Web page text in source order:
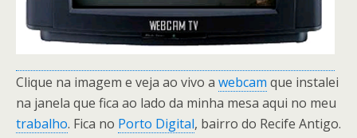
Clique na imagem e veja ao vivo a webcam que instalei
na janela que fica ao lado da minha mesa aqui no meu
trabalho. Fica no Porto Digital, bairro do Recife Antigo.